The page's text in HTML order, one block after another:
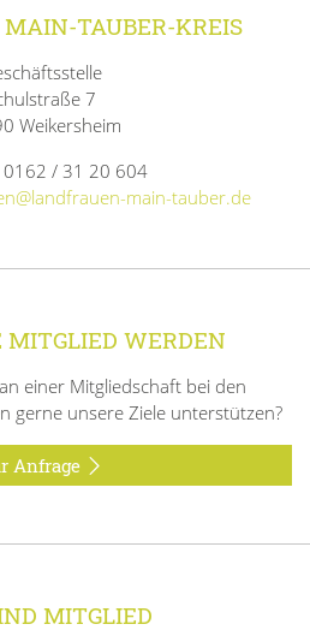
TAUBER-KREIS
7
Weikersheim
0162 / 31 20 604
main-tauber.de
WERDEN
einer Mitgliedschaft bei den
gerne unsere Ziele unterstützen?
Anfrage
MITGLIED